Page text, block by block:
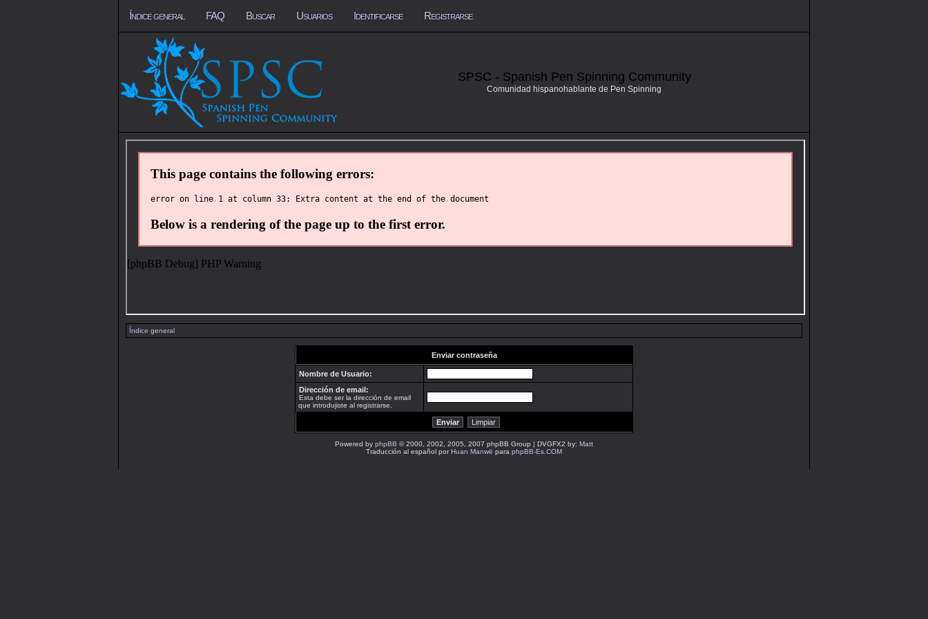
Índice general FAQ Buscar Usuarios Identificarse Registrarse
SPSC - Spanish Pen Spinning Community
Comunidad hispanohablante de Pen Spinning
Índice general
Enviar contraseña
Nombre de Usuario:
Dirección de email:
Esta debe ser la dirección de email
que introdujiste al registrarse.
Powered by phpBB © 2000, 2002, 2005, 2007 phpBB Group | DVGFX2 by: Matt
Traducción al español porHuan Manwë para phpBB-Es.COM